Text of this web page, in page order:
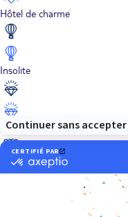
Hôtel de charme
Insolite
Luxe